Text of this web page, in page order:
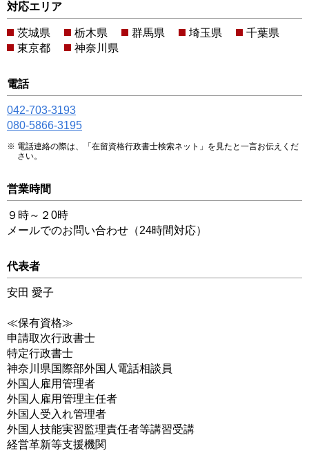
対応エリア
茨城県 栃木県 群馬県 埼玉県
千葉県
東京都
神奈川県
電話
042-703-3193
080-5866-3195
電話連絡の際は、「在留資格行政書士検索ネット」を見たと一言お伝えくだ
さい。
営業時間
９時～２0時
メールでのお問い合わせ（24時間対応）
代表者
安田 愛子
≪保有資格≫
申請取次行政書士
特定行政書士
神奈川県国際部外国人電話相談員
外国人雇用管理者
外国人雇用管理主任者
外国人受入れ管理者
外国人技能実習監理責任者等講習受講
経営革新等支援機関